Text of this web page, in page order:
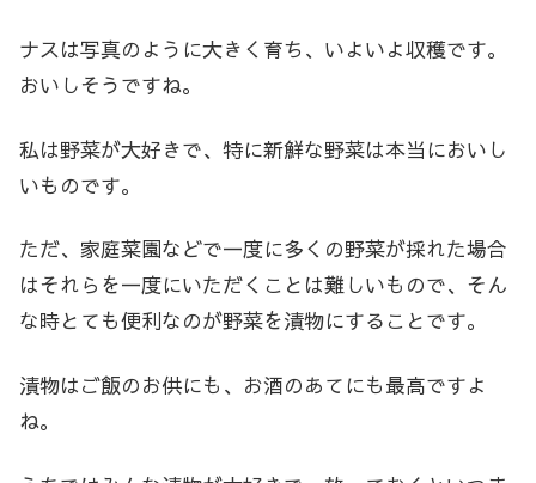
ナスは写真のように大きく育ち、いよいよ収穫です。
おいしそうですね。
私は野菜が大好きで、特に新鮮な野菜は本当においし
いものです。
ただ、家庭菜園などで一度に多くの野菜が採れた場合
はそれらを一度にいただくことは難しいもので、そん
な時とても便利なのが野菜を漬物にすることです。
漬物はご飯のお供にも、お酒のあてにも最高ですよ
ね。